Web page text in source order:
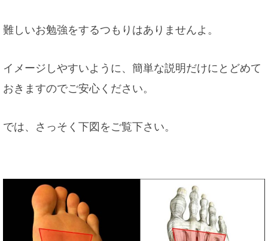
難しいお勉強をするつもりはありませんよ。
イメージしやすいように、簡単な説明だけにとどめて
おきますのでご安心ください。
では、さっそく下図をご覧下さい。